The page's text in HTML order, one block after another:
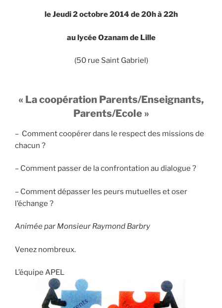
le Jeudi 2 octobre 2014 de 20h à 22h
au lycée Ozanam de Lille
(50 rue Saint Gabriel)
« La coopération Parents/Enseignants,
Parents/Ecole »
– Comment coopérer dans le respect des missions de
chacun ?
– Comment passer de la confrontation au dialogue ?
– Comment dépasser les peurs mutuelles et oser
l’échange ?
Animée par Monsieur Raymond Barbry
Venez nombreux.
L’équipe APEL